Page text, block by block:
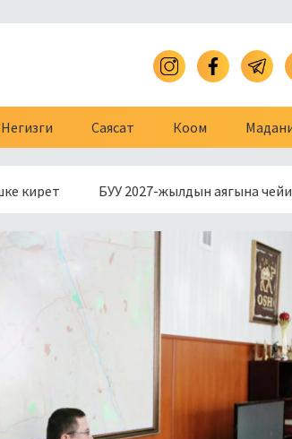
Негизги Саясат Коом
БУУ 2027-жылдын аягына чейин 50 млн